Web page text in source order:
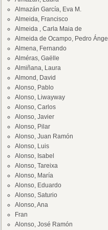
Almazán García, Eva M.
Almeida, Francisco
Almeida , Carla Maia de
Almeida de Ocampo, Pedro Ángel
Almena, Fernando
Alméras, Gaëlle
Almiñana, Laura
Almond, David
Alonso, Pablo
Alonso, Liwayway
Alonso, Carlos
Alonso, Javier
Alonso, Pilar
Alonso, Juan Ramón
Alonso, Luis
Alonso, Isabel
Alonso, Tareixa
Alonso, María
Alonso, Eduardo
Alonso, Saturio
Alonso, Ana
Fran
Alonso, José Ramón